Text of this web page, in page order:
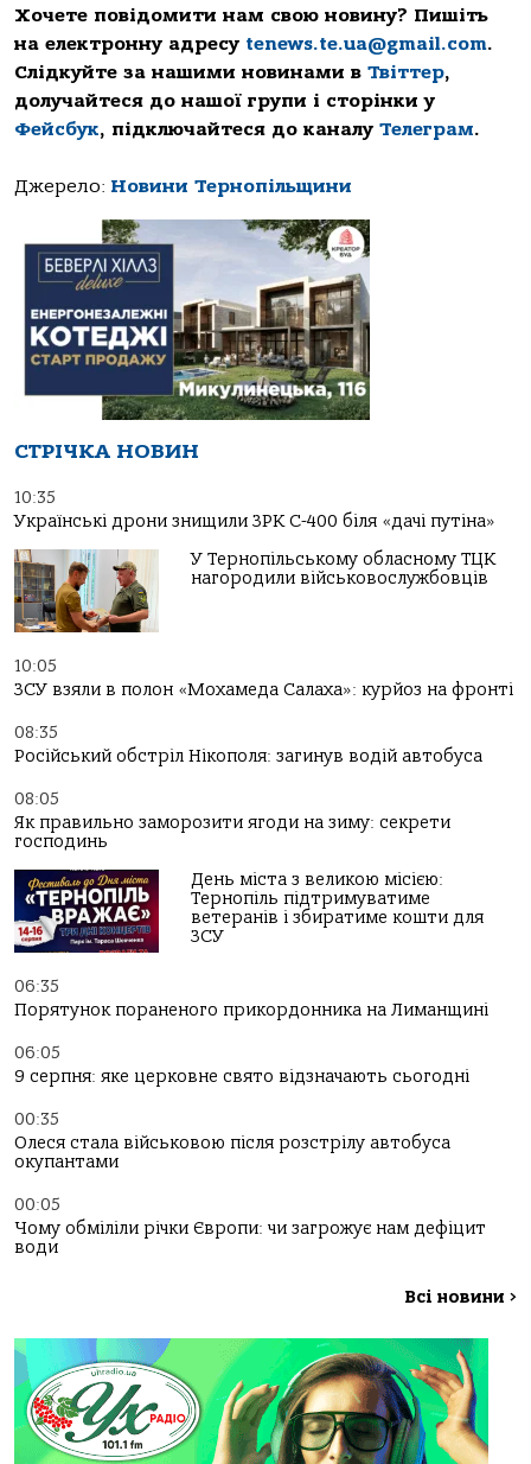
Хочете повідомити нам свою новину? Пишіть
на електронну адресу tenews.te.ua@gmail.com.
Слідкуйте за нашими новинами в Твіттер,
долучайтеся до нашої групи і сторінки у
Фейсбук, підключайтеся до каналу Телеграм.
Джерело: Новини Тернопільщини
СТРІЧКА НОВИН
10:35
Українські дрони знищили ЗРК С-400 біля «дачі путіна»
У Тернопільському обласному ТЦК
нагородили військовослужбовців
10:05
ЗСУ взяли в полон «Мохамеда Салаха»: курйоз на фронті
08:35
Російський обстріл Нікополя: загинув водій автобуса
08:05
Як правильно заморозити ягоди на зиму: секрети
господинь
День міста з великою місією:
Тернопіль підтримуватиме
ветеранів і збиратиме кошти для
ЗСУ
06:35
Порятунок пораненого прикордонника на Лиманщині
06:05
9 серпня: яке церковне свято відзначають сьогодні
00:35
Олеся стала військовою після розстрілу автобуса
окупантами
00:05
Чому обміліли річки Європи: чи загрожує нам дефіцит
води
Всі новини >